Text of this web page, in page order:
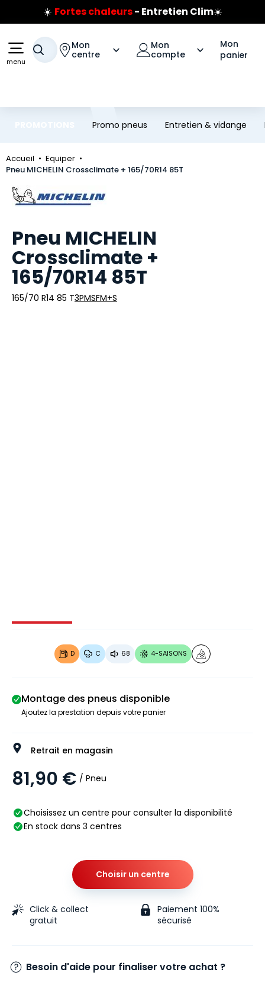
Aller au contenu principal
Aller à la navigation
☀️ Fortes chaleurs- Entretien Clim☀️
Prix coûtant pneus Bridgestone
🔥
Jusqu'à 120€ remboursés
sur les pneus Bridgestone
menu
Votre recherche
Mon
centre
Mon
compte
Mon
panier
Promo pneus Entretien & vidange
Accueil
Equiper
Pneu MICHELIN Crossclimate + 165/70R14 85T
Marque
Pneu MICHELIN
Crossclimate +
165/70R14 85T
165/70 R14 85 T3PMSFM+S
Image 1 sur 3
D C 68 4-SAISONS
Montage des pneus disponible
Ajoutez la prestation depuis votre panier
Retrait en magasin
81,90 € / Pneu
Choisissez un centre pour consulter la disponibilité
En stock dans 3 centres
Choisir un centre
Click & collect
gratuit
Paiement 100%
sécurisé
Besoin d'aide pour finaliser votre achat ?